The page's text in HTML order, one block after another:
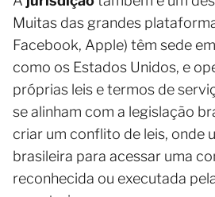
Muitas das grandes
Facebook, Apple) têm sede
como os Estados Unidos, e
próprias leis e termos de
se alinham com a legislação
criar um conflito de leis, onde
brasileira para acessar uma
reconhecida ou executada